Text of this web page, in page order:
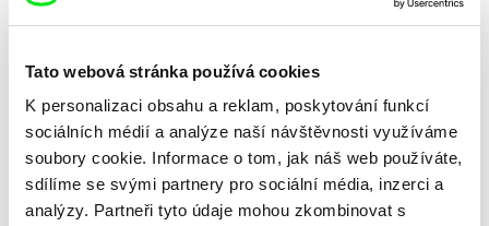
Tato webová stránka používá cookies
K personalizaci obsahu a reklam, poskytování funkcí
sociálních médií a analýze naší návštěvnosti využíváme
soubory cookie. Informace o tom, jak náš web používáte,
sdílíme se svými partnery pro sociální média, inzerci a
analýzy. Partneři tyto údaje mohou zkombinovat s